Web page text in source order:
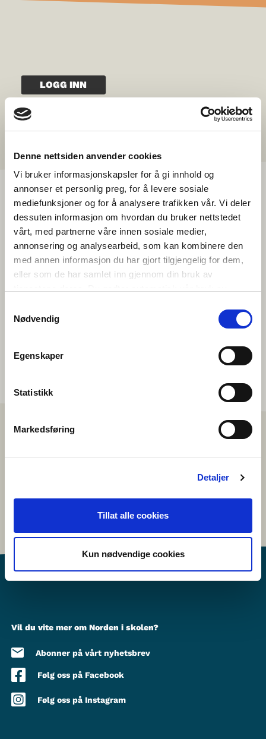
Denne nettsiden anvender cookies
Vi bruker informasjonskapsler for å gi innhold og
annonser et personlig preg, for å levere sosiale
mediefunksjoner og for å analysere trafikken vår. Vi deler
dessuten informasjon om hvordan du bruker nettstedet
vårt, med partnerne våre innen sosiale medier,
annonsering og analysearbeid, som kan kombinere den
med annen informasjon du har gjort tilgjengelig for dem,
eller som de har samlet inn gjennom din bruk av
Nødvendig
Egenskaper
Statistikk
Markedsføring
Detaljer
Tillat alle cookies
Kun nødvendige cookies
LOGG INN
NESTE CHAT STARTER OM
44 : 16 : 31 : 00
DAGER TIMER MINUTTER SEKUNDER
START CHATT
Vil du vite mer om Norden i skolen?
Abonner på vårt nyhetsbrev
Følg oss på Facebook
Følg oss på Instagram